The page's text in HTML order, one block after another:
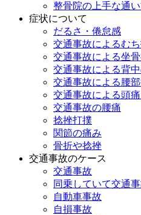
整骨院の上手な通
症状について
だるさ・倦怠感
交通事故によるむ
交通事故による坐
交通事故による背
交通事故による腰
交通事故による頭
交通事故の腰痛
捻挫打撲
関節の痛み
骨折や捻挫
交通事故のケース
交通事故
同乗していて交通
自動車事故
自損事故